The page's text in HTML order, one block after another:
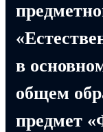
в
общем
предмет